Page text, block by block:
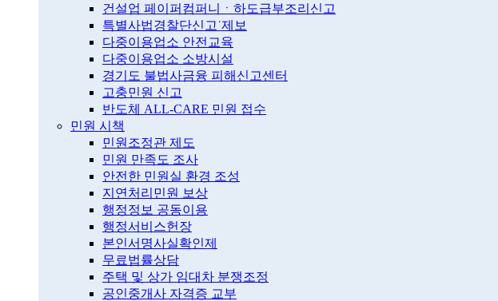
건설업 페이퍼컴퍼니ㆍ하도급부조리신고
특별사법경찰단신고˙제보
다중이용업소 안전교육
다중이용업소 소방시설
경기도 불법사금융 피해신고센터
고충민원 신고
반도체 ALL-CARE 민원 접수
민원 시책
민원조정관 제도
민원 만족도 조사
안전한 민원실 환경 조성
지연처리민원 보상
행정정보 공동이용
행정서비스헌장
본인서명사실확인제
무료법률상담
주택 및 상가 임대차 분쟁조정
공인중개사 자격증 교부